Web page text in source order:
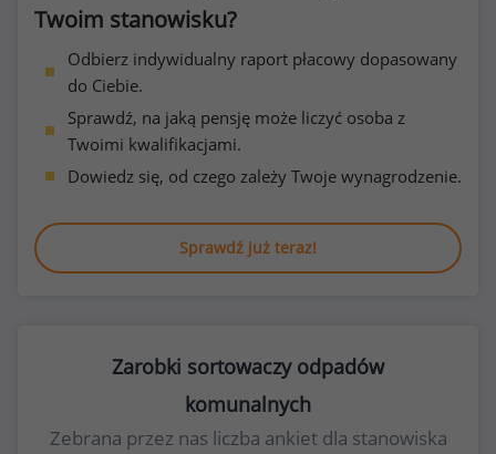
Twoim stanowisku?
Odbierz indywidualny raport płacowy dopasowany
do Ciebie.
Sprawdź, na jaką pensję może liczyć osoba z
Twoimi kwalifikacjami.
Dowiedz się, od czego zależy Twoje wynagrodzenie.
Sprawdź już teraz!
Zarobki sortowaczy odpadów
komunalnych
Zebrana przez nas liczba ankiet dla stanowiska